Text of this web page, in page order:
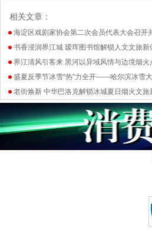
相关文章：
海淀区戏剧家协会第二次会员代表大会召开
书香浸润界江城 瑷珲图书馆解锁人文文旅新
界江清风引客来 黑河以异域风情与边境烟火
盛夏反季节冰雪“热”力全开——哈尔滨冰雪
老街焕新 中华巴洛克解锁冰城夏日烟火文旅